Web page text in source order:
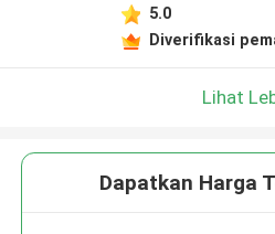
5.0
Diverifikasi
Lihat
Dapatkan Harga